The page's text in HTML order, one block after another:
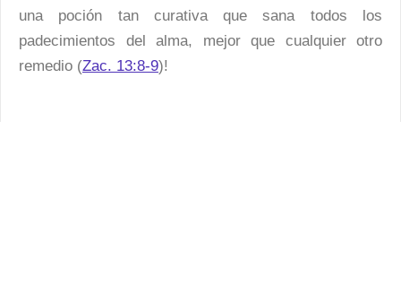
una poción tan curativa que sana todos los
padecimientos del alma, mejor que cualquier otro
remedio (Zac. 13:8-9)!